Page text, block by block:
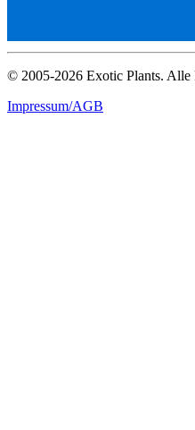
© 2005-2026 Exotic Plants. Alle
Impressum/AGB